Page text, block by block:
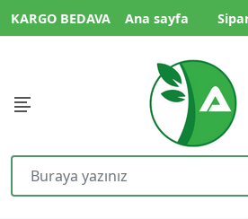
KARGO BEDAVA Ana sayfa